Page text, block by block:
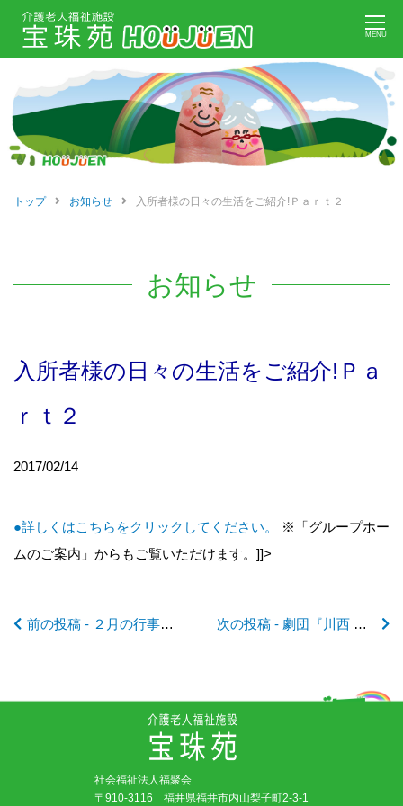
Skip
MENU
トップ お知らせ 入所者様の日々の生活をご紹介!Ｐａｒｔ２
お知らせ
入所者様の日々の生活をご紹介!Ｐａ
ｒｔ２
2017/02/14
●詳しくはこちらをクリックしてください。
※「グループホー
ムのご案内」からもご覧いただけます。]]>
前
後
の
記
へ
前の投稿 - ２月の行事予定 次の投稿 - 劇団『川西 郷GO７』 旗揚げ！
社会福祉法人福聚会
〒910-3116 福井県福井市内山梨子町2-3-1